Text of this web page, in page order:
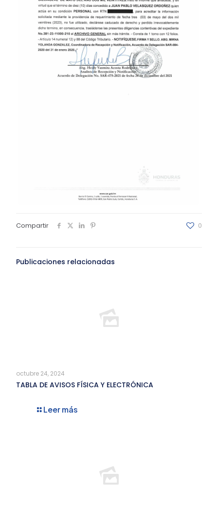
Compartir 0
Publicaciones relacionadas
octubre 24, 2024
TABLA DE AVISOS FÍSICA Y ELECTRÓNICA
Leer más